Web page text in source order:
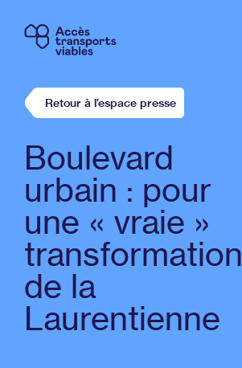
Retour à l’espace presse
Boulevard
urbain : pour
une « vraie »
transformation
de la
Laurentienne